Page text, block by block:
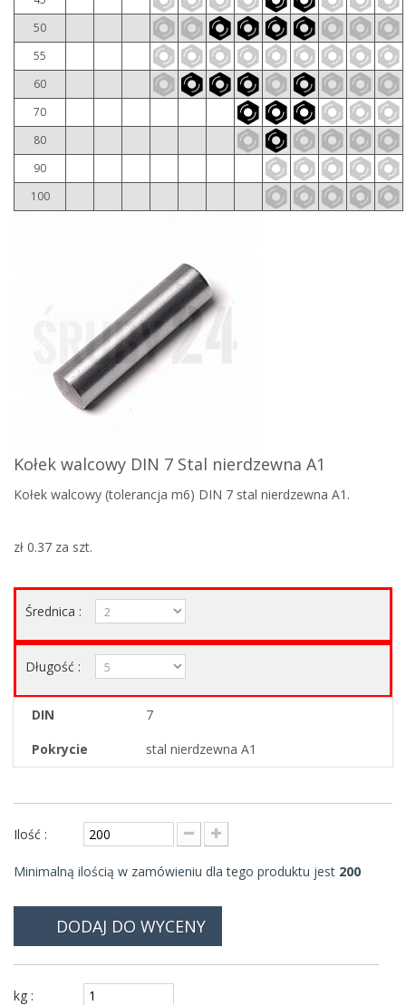
50
55
60
70
80
90
100
Kołek walcowy DIN 7 Stal nierdzewna A1
Kołek walcowy (tolerancja m6) DIN 7 stal nierdzewna A1.
zł 0.37 za szt.
Średnica :
Długość :
DIN
7
Pokrycie
stal nierdzewna A1
Ilość :
Minimalną ilością w zamówieniu dla tego produktu jest 200
DODAJ DO WYCENY
kg :